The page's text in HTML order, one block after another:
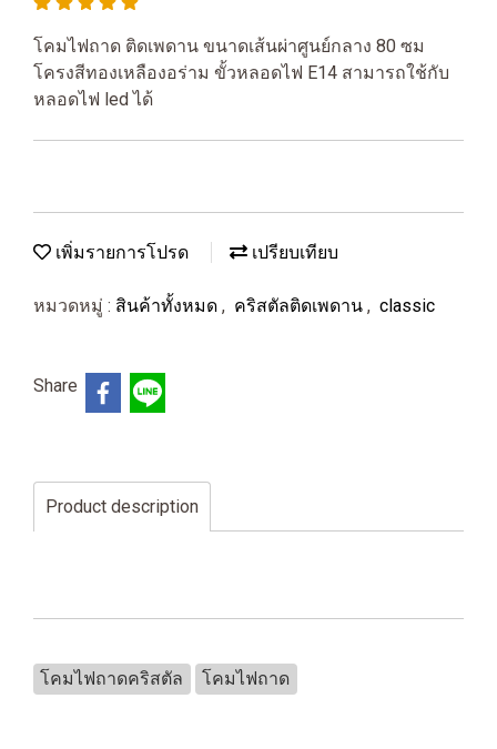
โคมไฟถาด ติดเพดาน ขนาดเส้นผ่าศูนย์กลาง 80 ซม
โครงสีทองเหลืองอร่าม ขั้วหลอดไฟ E14 สามารถใช้กับ
หลอดไฟ led ได้
เพิ่มรายการโปรด เปรียบเทียบ
หมวดหมู่ : สินค้าทั้งหมด , คริสตัลติดเพดาน , classic
Share
Product description
โคมไฟถาดคริสตัล โคมไฟถาด